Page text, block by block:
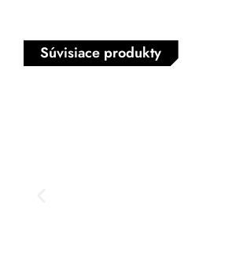
Súvisiace produkty